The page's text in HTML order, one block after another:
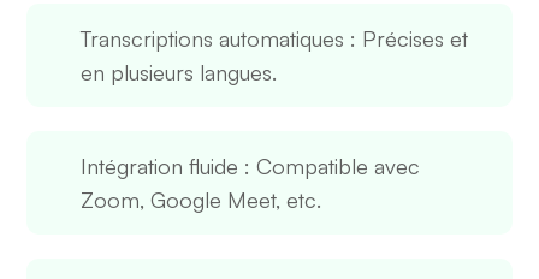
Transcriptions automatiques : Précises et
en plusieurs langues.
Intégration fluide : Compatible avec
Zoom, Google Meet, etc.